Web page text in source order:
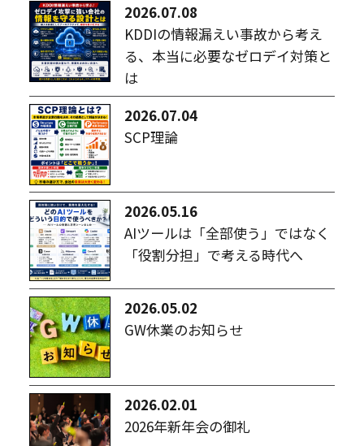
2026.07.08
KDDIの情報漏えい事故から考え
る、本当に必要なゼロデイ対策と
は
2026.07.04
SCP理論
2026.05.16
AIツールは「全部使う」ではなく
「役割分担」で考える時代へ
2026.05.02
GW休業のお知らせ
2026.02.01
2026年新年会の御礼